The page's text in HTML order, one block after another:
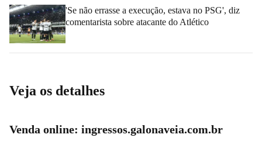
'Se não errasse a execução, estava no PSG', diz
comentarista sobre atacante do Atlético
Veja os detalhes
Venda online: ingressos.galonaveia.com.br